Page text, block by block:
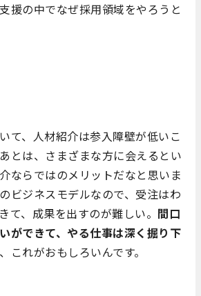
援の中でなぜ採用領域をやろうと
て、人材紹介は参入障壁が低いこ
とは、さまざまな方に会えるとい
ならではのメリットだなと思いま
ビジネスモデルなので、受注はわ
て、成果を出すのが難しい。 間口
ができて、やる仕事は深く掘り下
、これがおもしろいんです。